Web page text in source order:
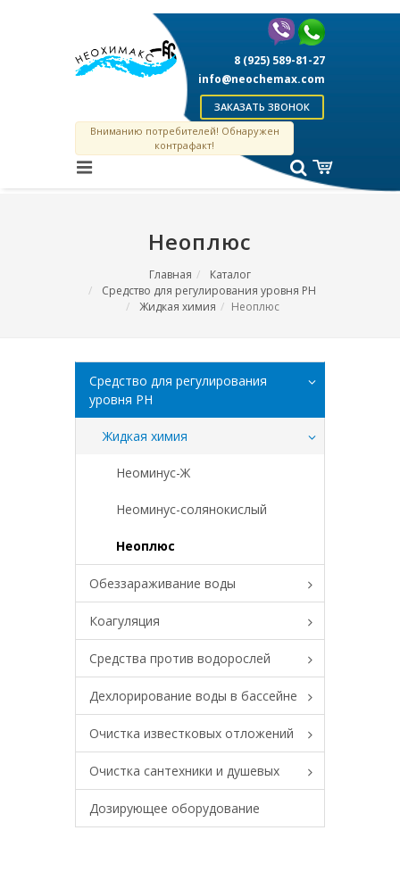
Вниманию потребителей! Обнаружен
контрафакт!
8 (925) 589-81-27
info@neochemax.com
ЗАКАЗАТЬ ЗВОНОК
Неоплюс
Главная
Каталог
Средство для регулирования уровня PH
Жидкая химия
Неоплюс
Средство для регулирования
уровня PH
Жидкая химия
Неоминус-Ж
Неоминус-солянокислый
Неоплюс
Обеззараживание воды
Коагуляция
Средства против водорослей
Дехлорирование воды в бассейне
Очистка известковых отложений
Очистка сантехники и душевых
Дозирующее оборудование